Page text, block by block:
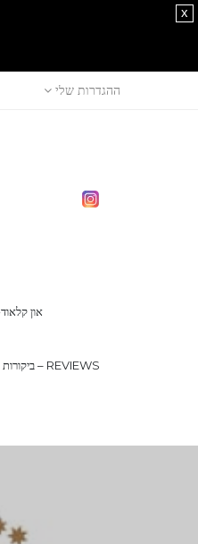
ההגדרות שלי
ON CLOUD-און קלאוד
ביקורות – REVIEWS
x